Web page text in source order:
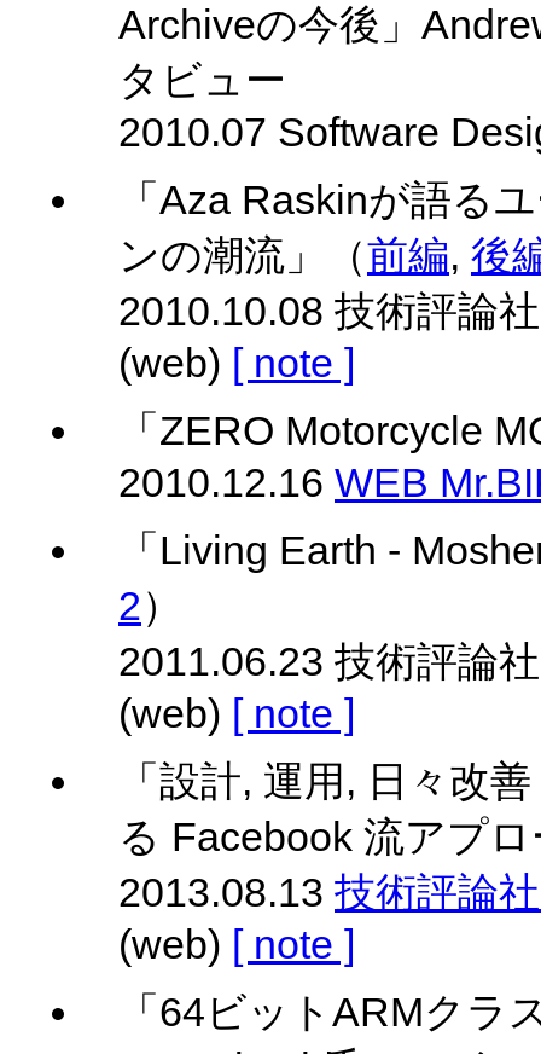
Archiveの今後」
タビュー
2010.07 Software
「Aza Raskinが語る
ンの潮流」（前編, 後
2010.10.08 技術評論
(web) [ note ]
「ZERO Motorcycle
2010.12.16 WEB
「Living Earth -
2）
2011.06.23 技術評論
(web) [ note ]
「設計, 運用, 日々改
る Facebook 流アプ
2013.08.13 技術評論
(web) [ note ]
「64ビットARMクラ